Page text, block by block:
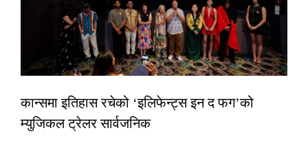
कान्समा इतिहास रचेको ‘इलिफेन्ट्स इन द फग’को
म्युजिकल ट्रेलर सार्वजनिक